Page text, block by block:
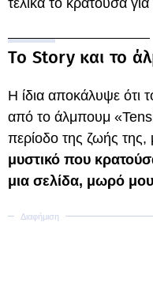
Το Story και το
Η ίδια αποκάλυψε ότι
από το άλμπουμ
περίοδο της ζωής
μυστικό που
μια σελίδα, μωρό